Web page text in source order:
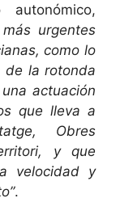
urgentes
como lo
de la rotonda
actuación
que lleva a
Obres
y que
velocidad y
.